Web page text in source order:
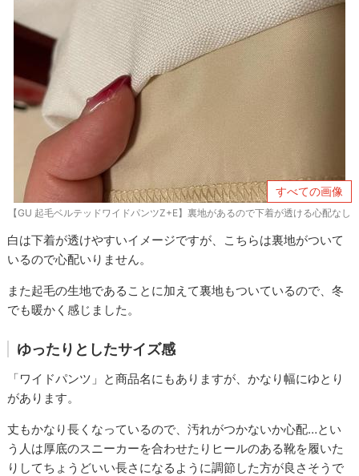
すべての画像
【GU 起毛ベルテッドワイドパンツZ+E】裏地があるので下着が透ける心配なし
白は下着が透けやすいイメージですが、こちらは裏地がついて
いるので心配いりません。
また起毛の生地であることに加えて裏地もついているので、冬
でも暖かく感じました。
ゆったりとしたサイズ感
「ワイドパンツ」と商品名にもありますが、かなり幅にゆとり
があります。
丈もかなり長くなっているので、汚れがつかないか心配…とい
う人は厚底のスニーカーを合わせたりヒールのある靴を履いた
りしてちょうどいい長さになるように調節した方が良さそうで